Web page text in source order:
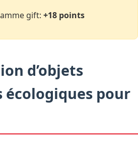
gift: +18 points
d’objets
pour